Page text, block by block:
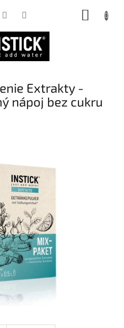
Extrakty -
nápoj bez cukru